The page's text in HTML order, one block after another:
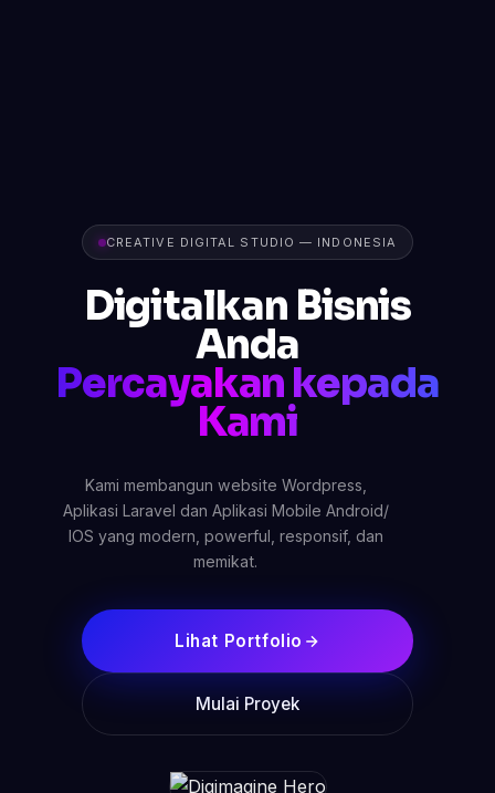
CREATIVE DIGITAL STUDIO — INDONESIA
Digitalkan Bisnis
Anda
Percayakan kepada
Kami
Kami membangun website Wordpress,
Aplikasi Laravel dan Aplikasi Mobile Android/
IOS yang modern, powerful, responsif, dan
memikat.
Lihat Portfolio
Mulai Proyek